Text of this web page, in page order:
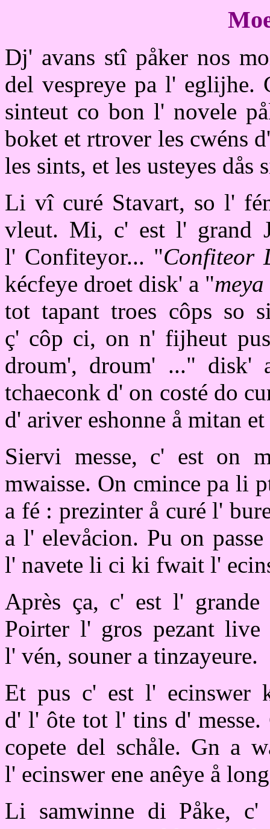
Dj' avans stî påker nos
del vespreye pa l'
sinteut co bon l' novele
boket et rtrover les cwéns
les sints, et les usteyes
Li vî curé Stavart, so l'
vleut. Mi, c' est l' grand
l' Confiteyor... "Confiteor
kécfeye droet disk' a "
tot tapant troes côps so
ç' côp ci, on n' fijheut
droum', droum' ..." disk'
tchaeconk d' on costé do
d' ariver eshonne å mitan
Siervi messe, c' est on
mwaisse. On cmince pa li
a fé : prezinter å curé l'
a l' elevåcion. Pu on
l' navete li ci ki fwait l'
Après ça, c' est l'
Poirter l' gros pezant
l' vén, souner a tinzayeure.
Et pus c' est l' ecinswer
d' l' ôte tot l' tins d' messe.
copete del schåle. Gn a
l' ecinswer ene anêye å
Li samwinne di Påke, c'